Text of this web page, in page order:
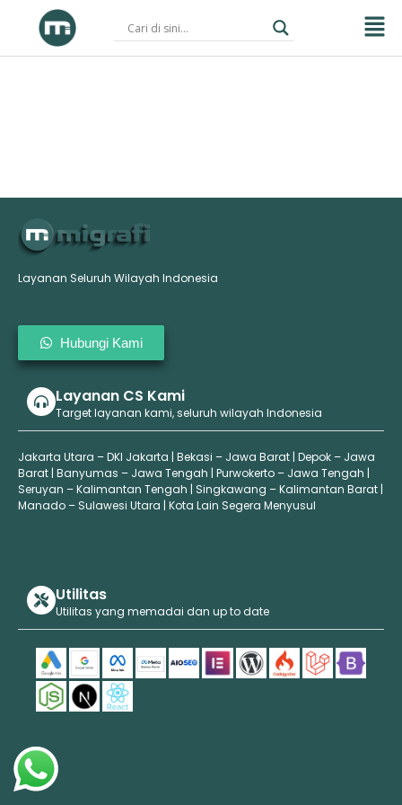
Layanan Seluruh Wilayah Indonesia
Hubungi Kami
Layanan CS Kami
Target layanan kami, seluruh wilayah Indonesia
Jakarta Utara – DKI Jakarta | Bekasi – Jawa Barat | Depok – Jawa
Barat | Banyumas – Jawa Tengah | Purwokerto – Jawa Tengah |
Seruyan – Kalimantan Tengah | Singkawang – Kalimantan Barat |
Manado – Sulawesi Utara | Kota Lain Segera Menyusul
Utilitas
Utilitas yang memadai dan up to date